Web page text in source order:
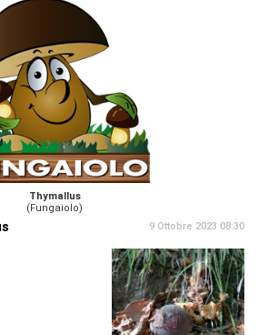
Thymallus
(Fungaiolo)
9 Ottobre 2023 08:30